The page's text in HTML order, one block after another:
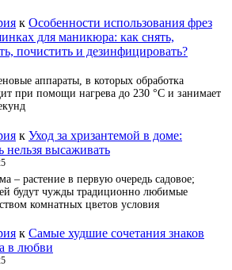
к Особенности использования фрез
для маникюра: как снять,
почистить и дезинфицировать?
аппараты, в которых обработка
при помощи нагрева до 230 °С и занимает
к Уход за хризантемой в доме:
нельзя высаживать
– растение в первую очередь садовое;
будут чужды традиционно любимые
комнатных цветов условия
к Самые худшие сочетания знаков
в любви